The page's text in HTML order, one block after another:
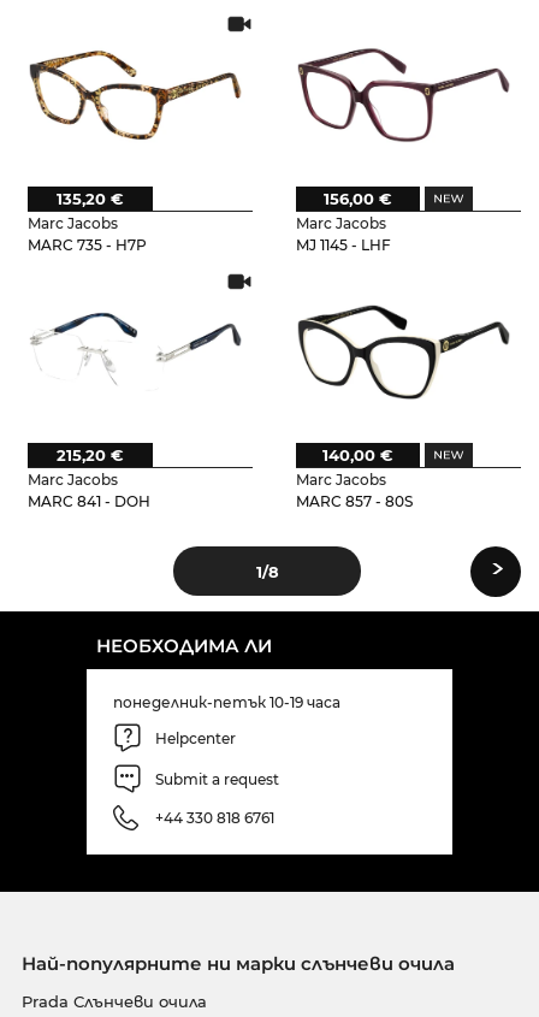
Marc Jacobs
MARC 735 - H7P
135,20 €
Marc Jacobs
MJ 1145 - LHF
156,00 €
Marc Jacobs
MARC 841 - DOH
215,20 €
Marc Jacobs
MARC 857 - 80S
140,00 €
1/8 ›
НЕОБХОДИМА ЛИ
понеделник-петък 10-19 часа
Helpcenter
Submit a request
+44 330 818 6761
Най-популярните ни марки слънчеви очила
Prada Слънчеви очила